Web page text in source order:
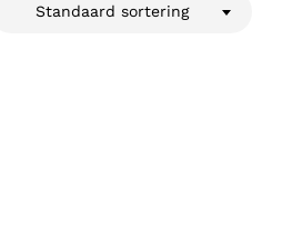
Standaard sortering